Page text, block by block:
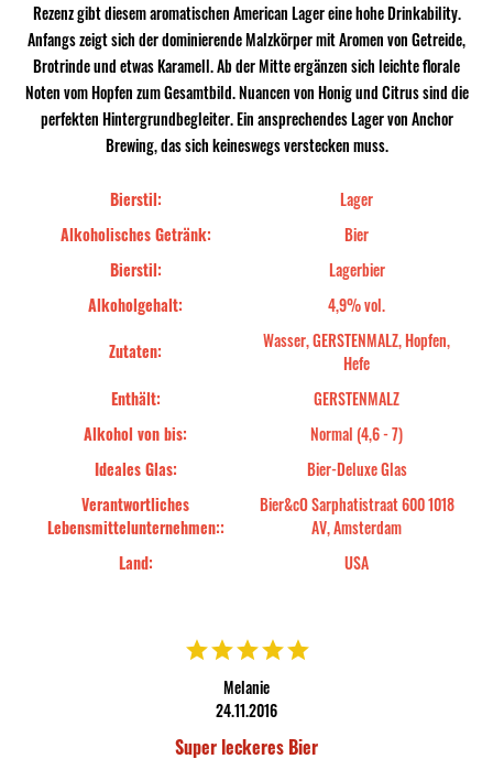
Rezenz gibt diesem aromatischen American Lager eine hohe Drinkability.
Anfangs zeigt sich der dominierende Malzkörper mit Aromen von Getreide,
Brotrinde und etwas Karamell. Ab der Mitte ergänzen sich leichte florale
Noten vom Hopfen zum Gesamtbild. Nuancen von Honig und Citrus sind die
perfekten Hintergrundbegleiter. Ein ansprechendes Lager von Anchor
Brewing, das sich keineswegs verstecken muss.
Bierstil:
Lager
Alkoholisches Getränk:
Bier
Bierstil:
Lagerbier
Alkoholgehalt:
4,9% vol.
Zutaten:
Wasser, GERSTENMALZ, Hopfen,
Hefe
Enthält:
GERSTENMALZ
Alkohol von bis:
Normal (4,6 - 7)
Ideales Glas:
Bier-Deluxe Glas
Verantwortliches
Lebensmittelunternehmen::
Bier&cO Sarphatistraat 600 1018
AV, Amsterdam
Land:
USA
Melanie
24.11.2016
Super leckeres Bier